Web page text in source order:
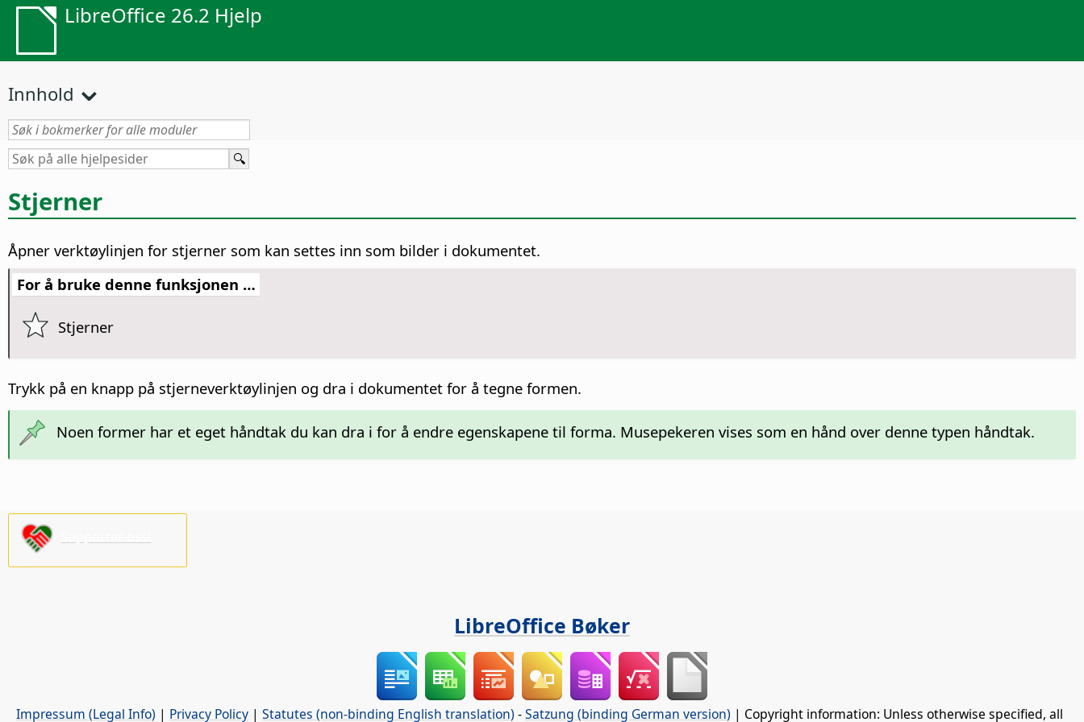
LibreOffice 26.2 Hjelp
Innhold
Stjerner
Åpner verktøylinjen for stjerner som kan settes inn som bilder i dokumentet.
For å bruke denne funksjonen …
Stjerner
Trykk på en knapp på stjerneverktøylinjen og dra i dokumentet for å tegne formen.
Noen former har et eget håndtak du kan dra i for å endre egenskapene til forma. Musepekeren vises som en hånd over denne typen håndtak.
LibreOffice Bøker
Impressum (Legal Info) | Privacy Policy | Statutes (non-binding English translation) -Satzung (binding German version) | Copyright information: Unless otherwise specified, all